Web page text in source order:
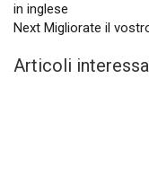
in inglese
Next Migliorate il
Articoli